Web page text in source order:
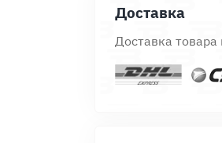
Доставка
Доставка